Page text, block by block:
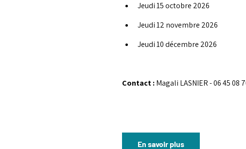
Jeudi 15 octobre 2026
Jeudi 12 novembre 2026
Jeudi 10 décembre 2026
Contact : Magali LASNIER - 06 45 08
En savoir plus